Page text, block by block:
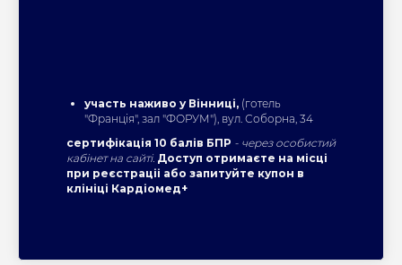
участь наживо у Вінниці, (готель
"Франція", зал "ФОРУМ"), вул. Соборна, 34
сертифікація 10 балів БПР - через особистий
кабінет на сайті. Доступ отримаєте на місці
при реєстраціі або запитуйте купон в
клініці Кардіомед+